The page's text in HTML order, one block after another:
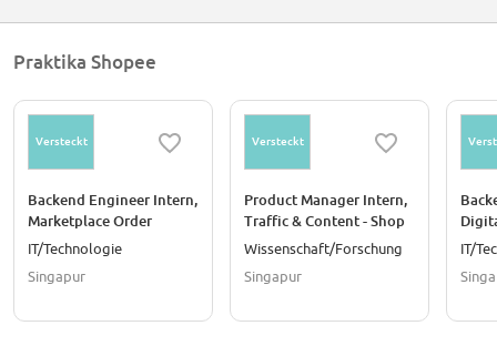
Praktika Shopee
Versteckt
Backend Engineer Intern,
Marketplace Order
Operations (Fall 2026)
IT/Technologie
Singapur
Versteckt
Product Manager Intern,
Traffic & Content - Shop
Chatbot (Fall 2026)
Wissenschaft/Forschung
Singapur
IT/